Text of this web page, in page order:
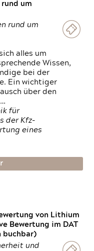
um
rund um
alles um
Wissen,
bei der
Ein wichtiger
über den
für
der Kfz-
eines
von Lithium
Bewertung im DAT
buchbar)
und